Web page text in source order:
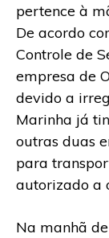
pertence à
De acordo
Controle de
empresa de
devido a
Marinha já
outras duas
para
autorizado a
Na manhã